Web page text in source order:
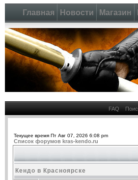
Главная Новости Магазин
FAQ
Текущее время Пт Авг 07, 2026 6:08 pm
Список форумов kras-kendo.ru
Кендо в Красноярске